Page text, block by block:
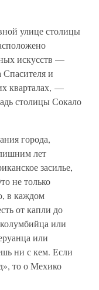
улице столицы
искусств —
Спасителя и
кварталах, —
столицы Сокало
города,
лет
засилье,
не только
в каждом
от капли до
или
или
ни с кем. Если
то о Мехико